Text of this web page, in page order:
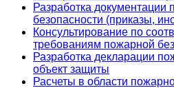
Разработка документации
безопасности (приказы,
Консультирование по
требованиям пожарной
Разработка декларации
объект защиты
Расчеты в области